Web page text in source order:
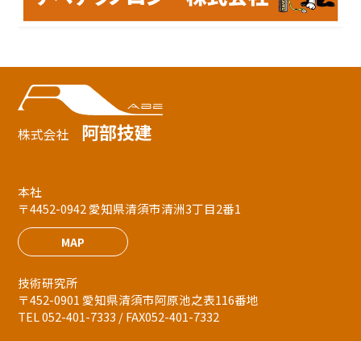
株式会社 阿部技建
本社
〒4452-0942 愛知県清須市清洲3丁目2番1
MAP
技術研究所
〒452-0901 愛知県清須市阿原池之表116番地
TEL 052-401-7333 / FAX052-401-7332